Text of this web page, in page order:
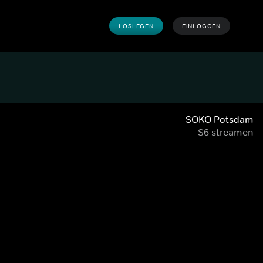
LOSLEGEN EINLOGGEN
SOKO Potsdam
S6 streamen